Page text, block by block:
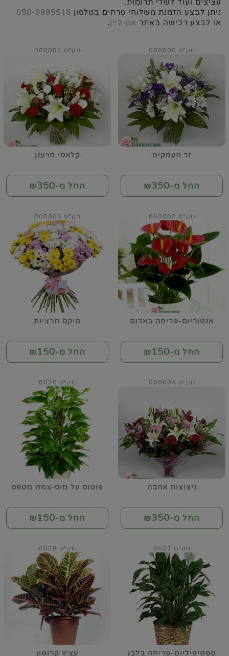
עציצים ועוד לשדי תרומות.
ניתן לבצע הזמנת משלוחי פרחים בטלפון 050-9995516
או לבצע רכישה באתר און-ליין.
זר העמקים
מק"ט 000000
החל מ-₪350
קלאסי מרענן
מק"ט 000001
החל מ-₪350
אנטוריום-פריחה באדום
מק"ט 000002
החל מ-₪150
מיקס חרציות
מק"ט 000003
החל מ-₪150
ניצוצות אהבה
מק"ט 000004
החל מ-₪350
פוטוס על מוס-צמח מטפס
מק"ט 0026
החל מ-₪150
ספטיפיליום-פריחה בלבן
מק"ט 0027
עציץ קרוטון
מק"ט 0028